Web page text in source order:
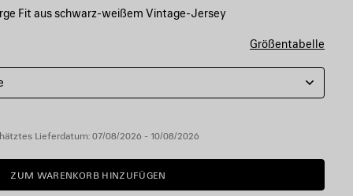
Fit aus schwarz-weißem Vintage-Jersey
Größentabelle
Lieferdatum: 07/08/2026 - 10/08/2026
ZUM
WARENKORB
ZUM WARENKORB HINZUFÜGEN
BITTE
WÄHLEN